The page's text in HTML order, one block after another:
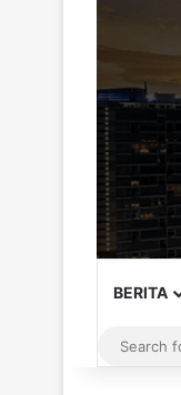
BERITA